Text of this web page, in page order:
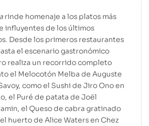
rinde homenaje a los platos más
influyentes de los últimos
Desde los primeros restaurantes
el escenario gastronómico
realiza un recorrido completo
el Melocotón Melba de Auguste
como el Sushi de Jiro Ono en
el Puré de patata de Joël
el Queso de cabra gratinado
huerto de Alice Waters en Chez